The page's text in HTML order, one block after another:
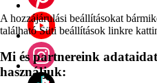
A hozzájárulási beállításokat
található Süti beállítások linkre
Mi és partnereink
használjuk: